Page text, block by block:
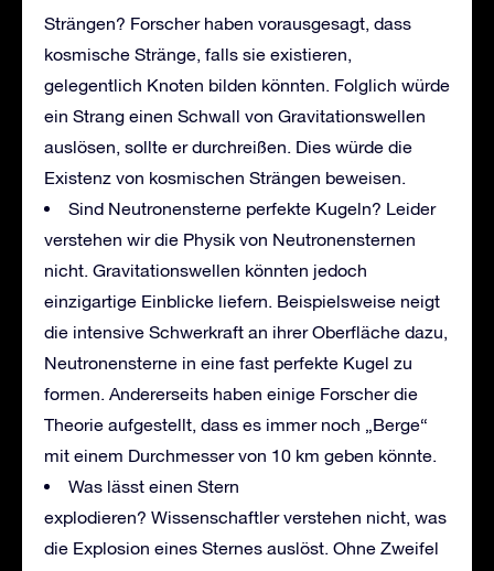
Strängen? Forscher haben vorausgesagt, dass
kosmische Stränge, falls sie existieren,
gelegentlich Knoten bilden könnten. Folglich würde
ein Strang einen Schwall von Gravitationswellen
auslösen, sollte er durchreißen. Dies würde die
Existenz von kosmischen Strängen beweisen.
Sind Neutronensterne perfekte Kugeln? Leider
verstehen wir die Physik von Neutronensternen
nicht. Gravitationswellen könnten jedoch
einzigartige Einblicke liefern. Beispielsweise neigt
die intensive Schwerkraft an ihrer Oberfläche dazu,
Neutronensterne in eine fast perfekte Kugel zu
formen. Andererseits haben einige Forscher die
Theorie aufgestellt, dass es immer noch „Berge“
mit einem Durchmesser von 10 km geben könnte.
Was lässt einen Stern
explodieren? Wissenschaftler verstehen nicht, was
die Explosion eines Sternes auslöst. Ohne Zweifel